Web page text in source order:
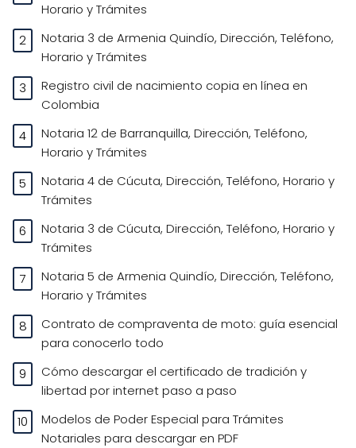
Horario y Trámites
Notaria 3 de Armenia Quindío, Dirección, Teléfono,
Horario y Trámites
Registro civil de nacimiento copia en línea en
Colombia
Notaria 12 de Barranquilla, Dirección, Teléfono,
Horario y Trámites
Notaria 4 de Cúcuta, Dirección, Teléfono, Horario y
Trámites
Notaria 3 de Cúcuta, Dirección, Teléfono, Horario y
Trámites
Notaria 5 de Armenia Quindío, Dirección, Teléfono,
Horario y Trámites
Contrato de compraventa de moto: guía esencial
para conocerlo todo
Cómo descargar el certificado de tradición y
libertad por internet paso a paso
Modelos de Poder Especial para Trámites
Notariales para descargar en PDF